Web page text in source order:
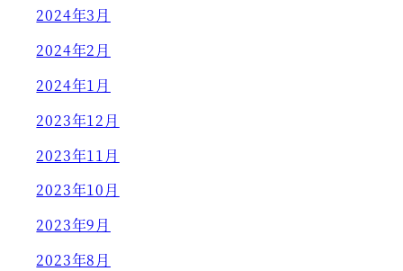
2024年3月
2024年2月
2024年1月
2023年12月
2023年11月
2023年10月
2023年9月
2023年8月